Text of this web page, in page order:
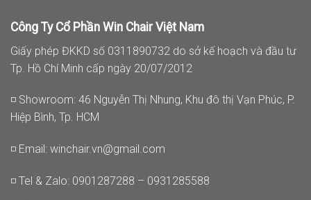
Công Ty Cổ Phần Win Chair Việt Nam
Giấy phép ĐKKD số 0311890732 do sở kế hoạch và đầu tư
Tp. Hồ Chí Minh cấp ngày 20/07/2012
◽ Showroom: 46 Nguyễn Thị Nhung, Khu đô thị Vạn Phúc, P.
Hiệp Bình, Tp. HCM
◽ Email: winchair.vn@gmail.com
◽ Tel & Zalo: 0901287288 – 0931285588